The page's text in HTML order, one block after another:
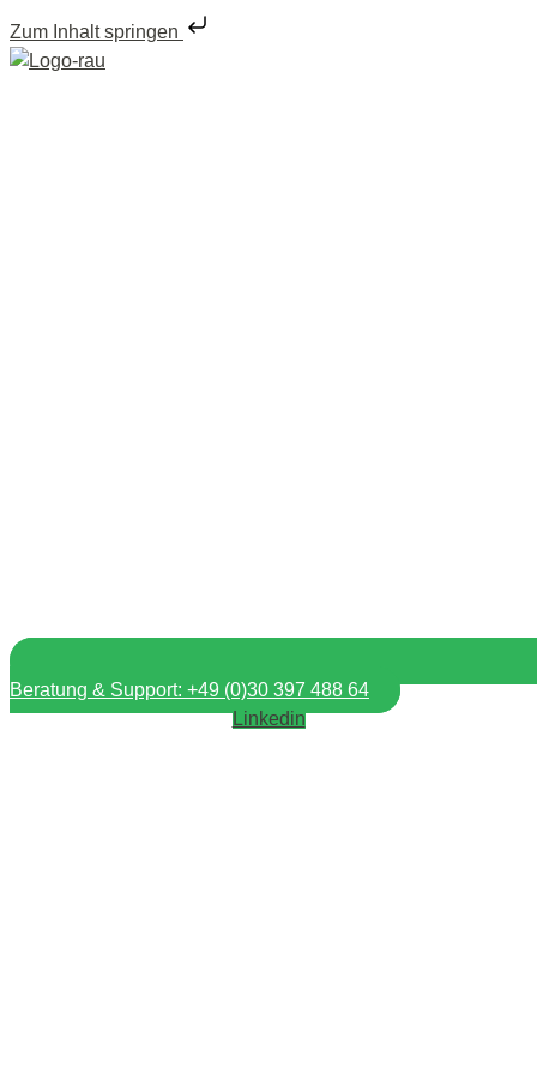
Zum Inhalt springen
Beratung & Support: +49 (0)30 397 488 64
Linkedin